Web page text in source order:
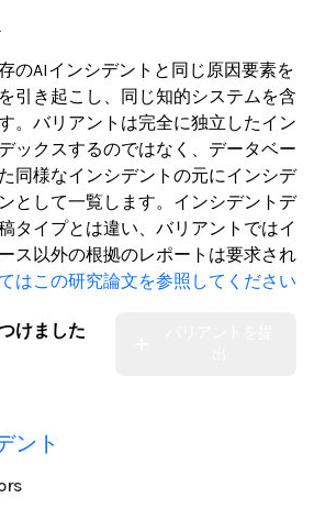
のAIインシデントと同じ原因要素を
引き起こし、同じ知的システムを含
。バリアントは完全に独立したイン
ックスするのではなく、データベー
同様なインシデントの元にインシデ
として一覧します。インシデントデ
タイプとは違い、バリアントではイ
ス以外の根拠のレポートは要求され
はこの研究論文を参照してください
けました
ント